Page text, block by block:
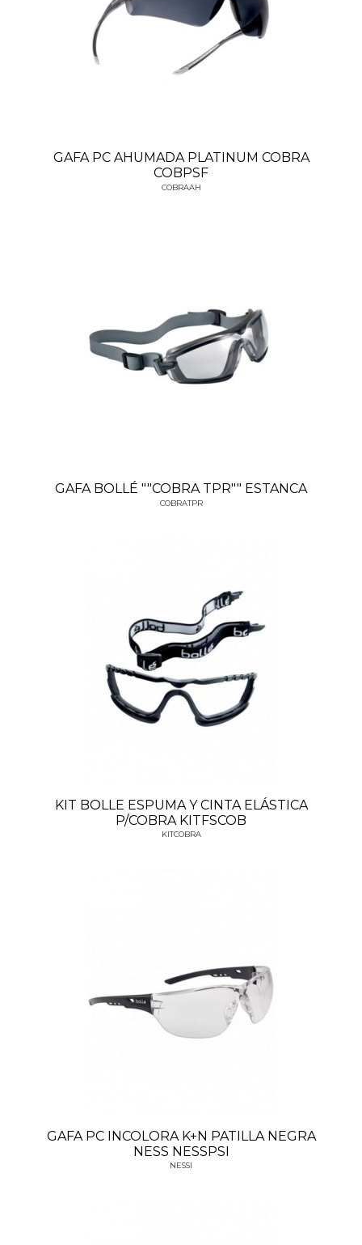
GAFA PC AHUMADA PLATINUM COBRA
COBPSF
COBRAAH
GAFA BOLLÉ ""COBRA TPR"" ESTANCA
COBRATPR
KIT BOLLE ESPUMA Y CINTA ELÁSTICA
P/COBRA KITFSCOB
KITCOBRA
GAFA PC INCOLORA K+N PATILLA NEGRA
NESS NESSPSI
NESSI